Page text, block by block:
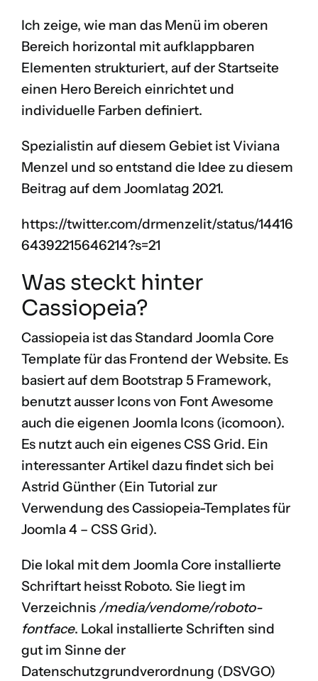
Ich zeige, wie man das Menü im oberen
Bereich horizontal mit aufklappbaren
Elementen strukturiert, auf der Startseite
einen Hero Bereich einrichtet und
individuelle Farben definiert.
Spezialistin auf diesem Gebiet ist Viviana
Menzel und so entstand die Idee zu diesem
Beitrag auf dem Joomlatag 2021.
https://twitter.com/drmenzelit/status/14416
64392215646214?s=21
Was steckt hinter
Cassiopeia?
Cassiopeia ist das Standard Joomla Core
Template für das Frontend der Website. Es
basiert auf dem Bootstrap 5 Framework,
benutzt ausser Icons von Font Awesome
auch die eigenen Joomla Icons (icomoon).
Es nutzt auch ein eigenes CSS Grid. Ein
interessanter Artikel dazu findet sich bei
Astrid Günther (Ein Tutorial zur
Verwendung des Cassiopeia-Templates für
Joomla 4 – CSS Grid).
Die lokal mit dem Joomla Core installierte
Schriftart heisst Roboto. Sie liegt im
Verzeichnis /media/vendome/roboto-
fontface. Lokal installierte Schriften sind
gut im Sinne der
Datenschutzgrundverordnung (DSVGO)